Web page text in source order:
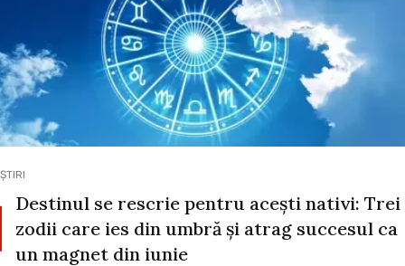
ȘTIRI
Destinul se rescrie pentru acești nativi: Trei
zodii care ies din umbră și atrag succesul ca
un magnet din iunie